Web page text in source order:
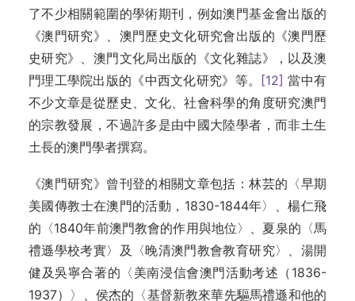
了不少相關範圍的學術期刊，例如澳門基金會出版的
《澳門研究》、澳門歷史文化研究會出版的《澳門歷
史研究》、澳門文化局出版的《文化雜誌》，以及澳
門理工學院出版的《中西文化研究》等。
[12] 當中有
不少文章是從歷史、文化、社會科學的角度研究澳門
的宗教發展，不過許多是由中國大陸學者，而非土生
土長的澳門學者撰寫。
《澳門研究》曾刊登的相關文章包括：林芸的〈早期
美國傳教士在澳門的活動，1830-1844年〉、楊仁飛
的〈1840年前澳門教會的作用與地位〉、夏泉的〈馬
禮遜學校考實〉及〈晚清澳門教會教育研究〉、湯開
健及吳寧合著的〈美南浸信會澳門活動考述（1836-
1937）〉、侯杰的〈基督新教來華先驅馬禮遜和他的